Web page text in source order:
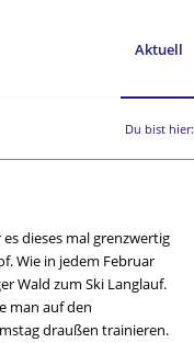
Aktuell
Du bist hier:
dieses mal grenzwertig
Wie in jedem Februar
Wald zum Ski Langlauf.
man auf den
draußen trainieren.